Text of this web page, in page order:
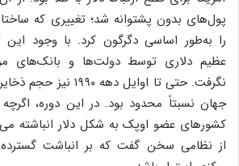
پول‌های بدون پشتوانه شد؛ تغییری که
را به‌طور اساسی دگرگون کرد. با وجود این
عظیم دلاری توسط دولت‌ها و بانک‌های
نگرفت. حتی تا اوایل
جهان نسبتاً محدود بود. در این دوره،
کشورهای عضو اوپک به شکل دلار انباشته
از نظامی سخن گفت که بر انباشت